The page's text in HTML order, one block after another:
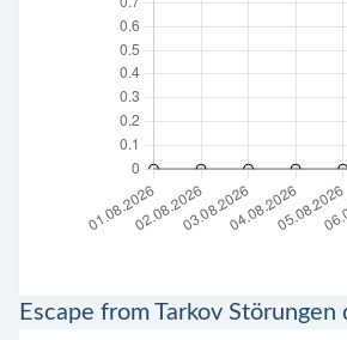
Escape from Tarkov Störungen